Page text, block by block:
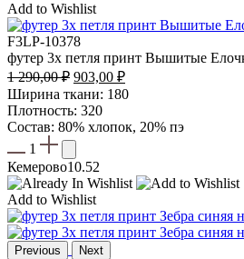
Add to Wishlist
F3LP-10378
футер 3х петля принт Вышитые
1 290,00₽ Первоначальная
цена
составляла
1
290,00 ₽.
903,00 ₽Текущая
цена:
Ширина ткани: 180
Плотность: 320
Состав: 80% хлопок, 20% пэ
1
Кемерово10.52
Add to Wishlist
Previous Next